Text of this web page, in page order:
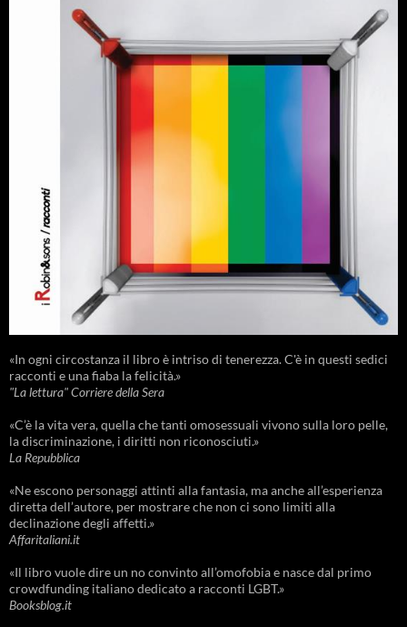
«In ogni circostanza il libro è intriso di tenerezza. C'è in questi sedici
racconti e una fiaba la felicità.»
"La lettura" Corriere della Sera
«C’è la vita vera, quella che tanti omosessuali vivono sulla loro pelle,
la discriminazione, i diritti non riconosciuti.»
La Repubblica
«Ne escono personaggi attinti alla fantasia, ma anche all’esperienza
diretta dell’autore, per mostrare che non ci sono limiti alla
declinazione degli affetti.»
Affaritaliani.it
«Il libro vuole dire un no convinto all’omofobia e nasce dal primo
crowdfunding italiano dedicato a racconti LGBT.»
Booksblog.it